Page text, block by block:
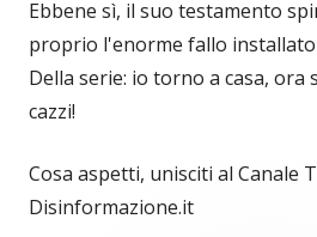
Ebbene sì, il suo testamento
proprio l'enorme fallo installato
Della serie: io torno a casa, ora
cazzi!
Cosa aspetti, unisciti al Canale
Disinformazione.it